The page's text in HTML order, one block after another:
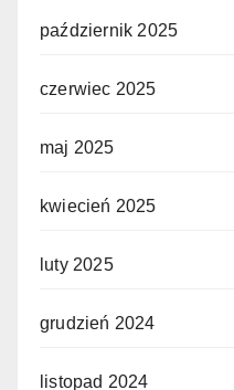
październik 2025
czerwiec 2025
maj 2025
kwiecień 2025
luty 2025
grudzień 2024
listopad 2024